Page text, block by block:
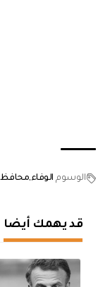
الوسوم الوفاءمحافظ
قد يهمك أيضا